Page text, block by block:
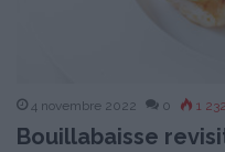
4 novembre 2022 0 1 232
Bouillabaisse